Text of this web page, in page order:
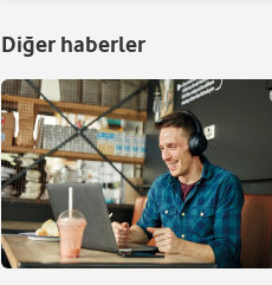
Diğer haberler